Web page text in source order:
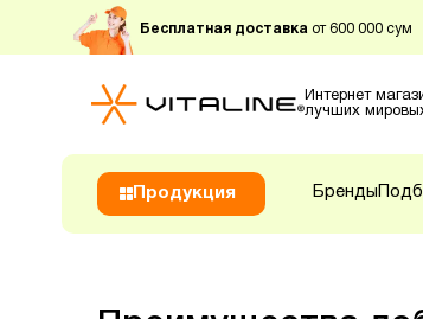
Бесплатная доставка от 600 000 сум
Интернет
лучших
Продукция Бренды